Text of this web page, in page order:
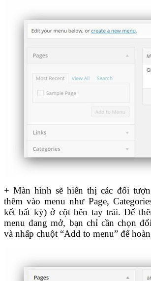
+ Màn hình sẽ hiển thị các đối
thêm vào menu như Page,
kết bất kỳ) ở cột bên tay trái. Để
menu đang mở, bạn chỉ cần chọn
và nhấp chuột “Add to menu” để